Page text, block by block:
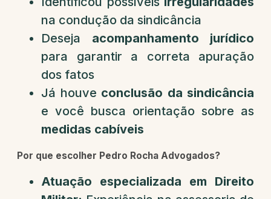
na condução da sindicância
Deseja acompanhamento jurídico
para garantir a correta apuração
dos fatos
Já houve conclusão da sindicância
e você busca orientação sobre as
medidas cabíveis
Por que escolher Pedro Rocha Advogados?
Atuação especializada em Direito